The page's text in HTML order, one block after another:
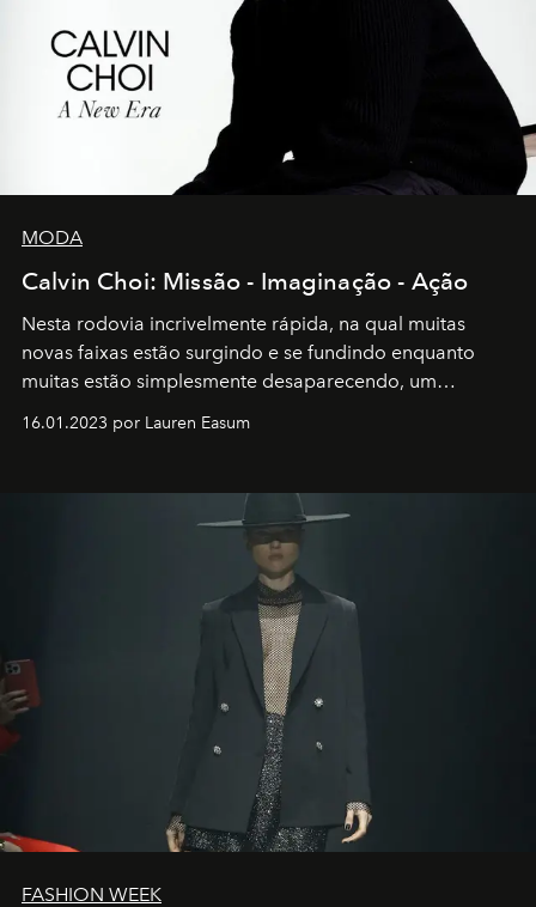
MODA
Calvin Choi: Missão - Imaginação - Ação
Nesta rodovia incrivelmente rápida, na qual muitas
novas faixas estão surgindo e se fundindo enquanto
muitas estão simplesmente desaparecendo, um
transportador AMTD abrindo caminho para muitos
por propósitos, com um claro senso de missão na vida e
16.01.2023 por Lauren Easum
FASHION WEEK